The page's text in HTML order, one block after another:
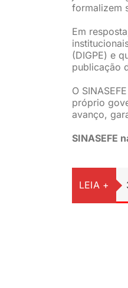
formalizem
Em
(DIGPE) e
publicação
O
próprio
avanço,
SINASEFE
LEIA +